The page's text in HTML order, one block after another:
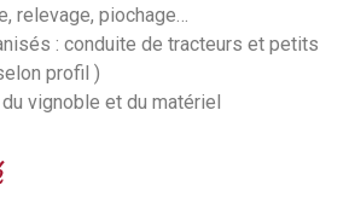
relevage, piochage…
: conduite de tracteurs et petits
profil )
vignoble et du matériel